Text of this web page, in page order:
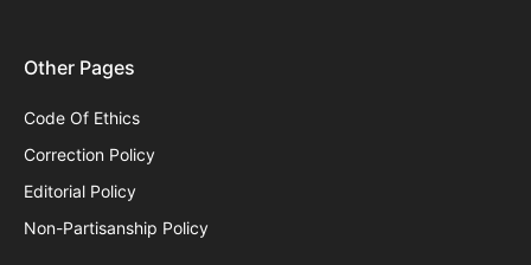
Other Pages
Code Of Ethics
Correction Policy
Editorial Policy
Non-Partisanship Policy